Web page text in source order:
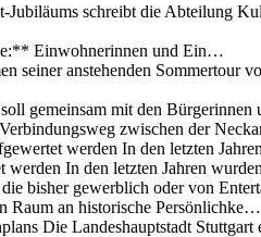
Jubiläums schreibt die Abteilung
Einwohnerinnen und Ein…
seiner anstehenden Sommertour
gemeinsam mit den
zwischen der
werden In den letzten
werden In den letzten Jahren
bisher gewerblich oder von
Raum an historische Persönlichke…
Die Landeshauptstadt